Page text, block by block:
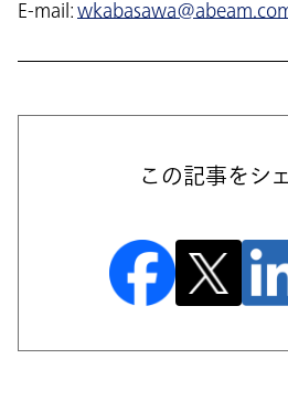
E-mail:
この記事をシ